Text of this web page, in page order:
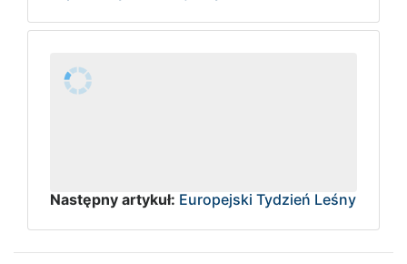
Następny artykuł: Europejski Tydzień Leśny